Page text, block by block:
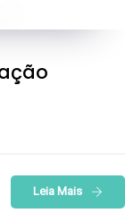
Leia Mais